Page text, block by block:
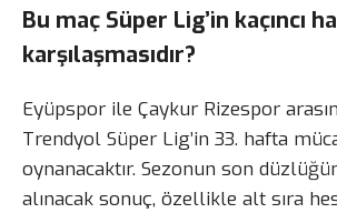
Bu maç Süper Lig’in kaçıncı
karşılaşmasıdır?
Eyüpspor ile Çaykur Rizespor
Trendyol Süper Lig’in 33. hafta
oynanacaktır. Sezonun son
alınacak sonuç, özellikle alt sıra